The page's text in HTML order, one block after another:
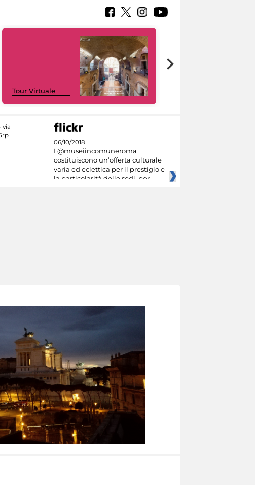
Tour Virtuale
06/10/2018
I @museiincomuneroma
costituiscono un’offerta culturale
varia ed eclettica per il prestigio e
la particolarità delle sedi, per